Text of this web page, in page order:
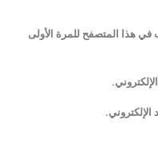
في هذا المتصفح للمرة الأولى